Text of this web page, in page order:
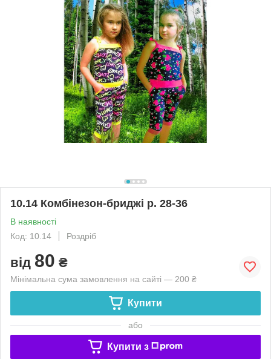
10.14 Комбінезон-бриджі р. 28-36
В наявності
Код: 10.14
Роздріб
від 80 ₴
Мінімальна сума замовлення на сайті — 200 ₴
Купити
або
Купити з